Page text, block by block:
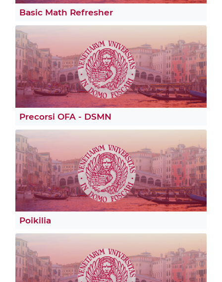
Basic Math Refresher
Precorsi OFA - DSMN
Poikilia